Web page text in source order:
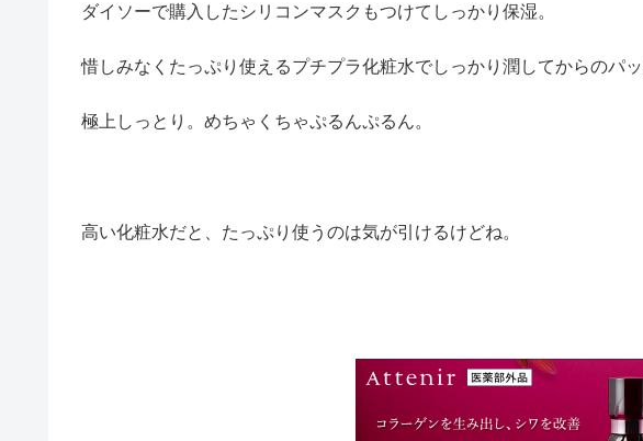
ダイソーで購入したシリコンマスクもつけてしっかり保湿。
惜しみなくたっぷり使えるプチプラ化粧水でしっかり潤してからのパッ
極上しっとり。めちゃくちゃぷるんぷるん。
高い化粧水だと、たっぷり使うのは気が引けるけどね。